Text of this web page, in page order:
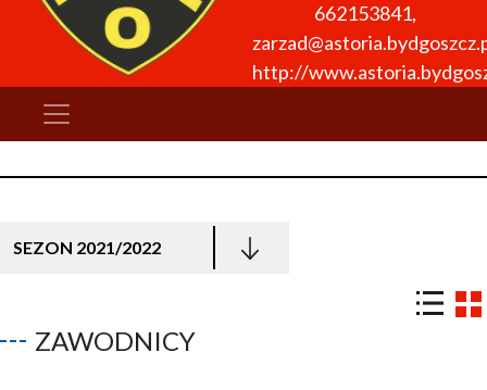
662153841,
http://
SEZON 2021/2022
ZAWODNICY